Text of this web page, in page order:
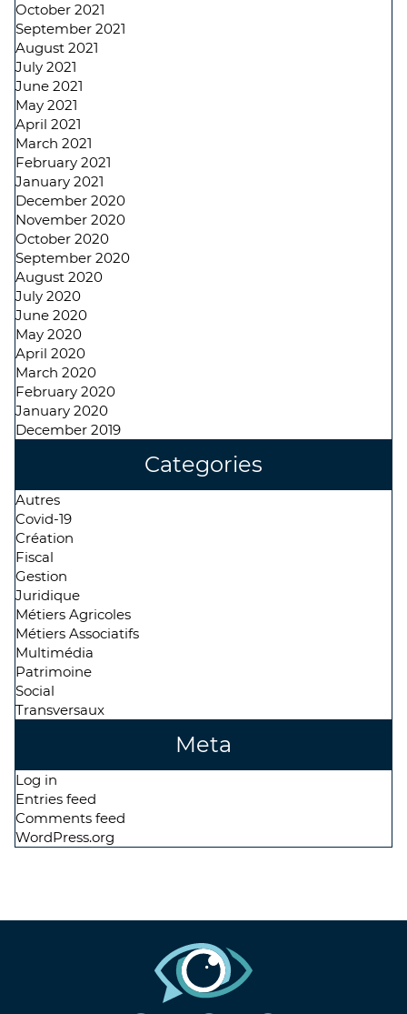
October 2021
September 2021
August 2021
July 2021
June 2021
May 2021
April 2021
March 2021
February 2021
January 2021
December 2020
November 2020
October 2020
September 2020
August 2020
July 2020
June 2020
May 2020
April 2020
March 2020
February 2020
January 2020
December 2019
Categories
Autres
Covid-19
Création
Fiscal
Gestion
Juridique
Métiers Agricoles
Métiers Associatifs
Multimédia
Patrimoine
Social
Transversaux
Meta
Log in
Entries feed
Comments feed
WordPress.org